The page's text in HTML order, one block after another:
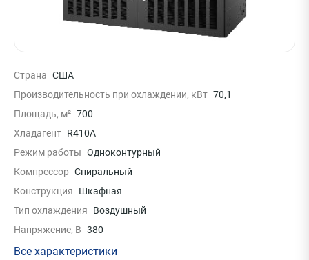
Страна США
Производительность при охлаждении, кВт 70,1
Площадь, м² 700
Хладагент R410A
Режим работы Одноконтурный
Компрессор Спиральный
Конструкция
Шкафная
Тип охлаждения
Воздушный
Напряжение, В 380
Все характеристики